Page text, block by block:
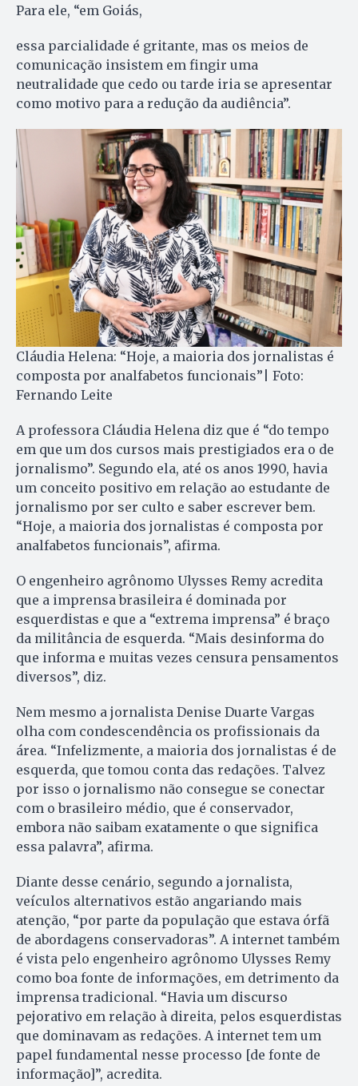
Para ele, “em Goiás,
essa parcialidade é gritante, mas os meios de
comunicação insistem em fingir uma
neutralidade que cedo ou tarde iria se apresentar
como motivo para a redução da audiência”.
Cláudia Helena: “Hoje, a maioria dos jornalistas é
composta por analfabetos funcionais”| Foto:
Fernando Leite
A professora Cláudia Helena diz que é “do tempo
em que um dos cursos mais prestigiados era o de
jornalismo”. Segundo ela, até os anos 1990, havia
um conceito positivo em relação ao estudante de
jornalismo por ser culto e saber escrever bem.
“Hoje, a maioria dos jornalistas é composta por
analfabetos funcionais”, afirma.
O engenheiro agrônomo Ulysses Remy acredita
que a imprensa brasileira é dominada por
esquerdistas e que a “extrema imprensa” é braço
da militância de esquerda. “Mais desinforma do
que informa e muitas vezes censura pensamentos
diversos”, diz.
Nem mesmo a jornalista Denise Duarte Vargas
olha com condescendência os profissionais da
área. “Infelizmente, a maioria dos jornalistas é de
esquerda, que tomou conta das redações. Talvez
por isso o jornalismo não consegue se conectar
com o brasileiro médio, que é conservador,
embora não saibam exatamente o que significa
essa palavra”, afirma.
Diante desse cenário, segundo a jornalista,
veículos alternativos estão angariando mais
atenção, “por parte da população que estava órfã
de abordagens conservadoras”. A internet também
é vista pelo engenheiro agrônomo Ulysses Remy
como boa fonte de informações, em detrimento da
imprensa tradicional. “Havia um discurso
pejorativo em relação à direita, pelos esquerdistas
que dominavam as redações. A internet tem um
papel fundamental nesse processo [de fonte de
informação]”, acredita.